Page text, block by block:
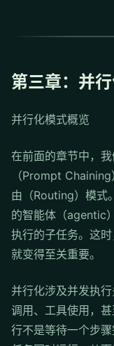
第三章：并
并行化模式概览
在前面的章节中，
（Prompt
由（Routing）模式
的智能体（agentic
执行的子任务。这
就变得至关重要。
并行化涉及并发执
调用、工具使用，
行不是等待一个步